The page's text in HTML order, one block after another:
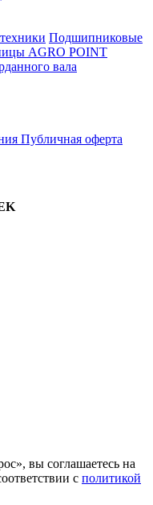
Подшипниковые
AGRO POINT
вала
Публичная оферта
вы соглашаетесь на
с политикой